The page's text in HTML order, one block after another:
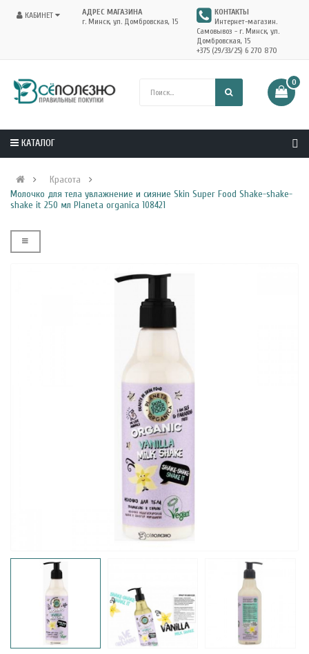
КАБИНЕТ
АДРЕС МАГАЗИНА
г. Минск, ул. Домбровская, 15
КОНТАКТЫ
Интернет-магазин.
Самовывоз - г. Минск, ул.
Домбровская, 15
+375 (29/33/25) 6 270 870
0
КАТАЛОГ
Красота
Молочко для тела увлажнение и сияние Skin Super Food Shake-shake-
shake it 250 мл Planeta organica 108421